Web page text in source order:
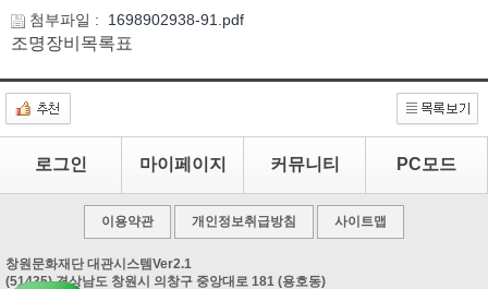
첨부파일 : 1698902938-91.pdf
조명장비목록표
로그인 마이페이지 커뮤니티 PC모드
이용약관 개인정보취급방침 사이트맵
창원문화재단 대관시스템Ver2.1
(51435) 경상남도 창원시 의창구 중앙대로 181 (용호동)